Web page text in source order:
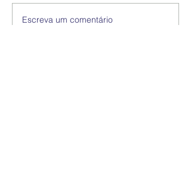
Escreva um comentário